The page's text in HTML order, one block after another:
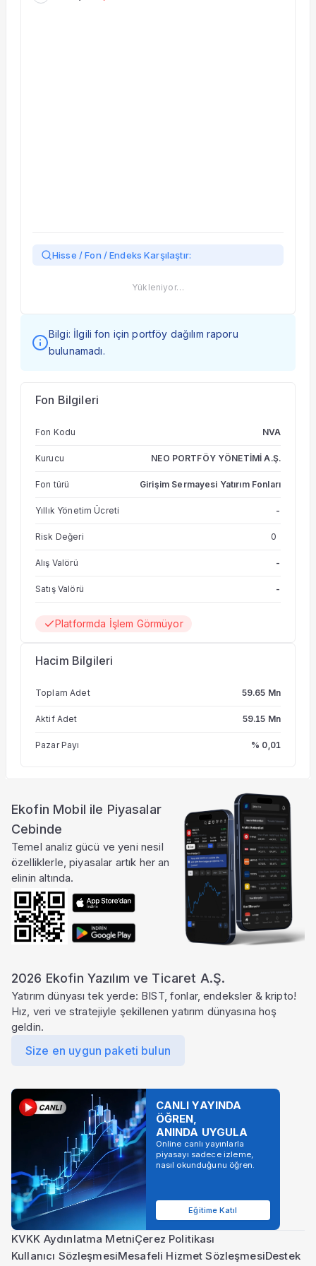
Hisse / Fon / Endeks Karşılaştır:
Yükleniyor…
Bilgi: İlgili fon için portföy dağılım raporu
bulunamadı.
Fon Bilgileri
Fon Kodu NVA
Kurucu NEO PORTFÖY YÖNETİMİ A.Ş.
Fon türü Girişim Sermayesi Yatırım Fonları
Yıllık Yönetim Ücreti -
Risk Değeri 0
Alış Valörü -
Satış Valörü -
Platformda İşlem Görmüyor
Hacim Bilgileri
Toplam Adet 59.65 Mn
Aktif Adet 59.15 Mn
Pazar Payı % 0,01
Ekofin Mobil ile Piyasalar
Cebinde
Temel analiz gücü ve yeni nesil
özelliklerle, piyasalar artık her an
elinin altında.
2026 Ekofin Yazılım ve Ticaret A.Ş.
Yatırım dünyası tek yerde: BIST, fonlar, endeksler & kripto!
Hız, veri ve stratejiyle şekillenen yatırım dünyasına hoş
geldin.
Size en uygun paketi bulun
CANLI YAYINDA
ÖĞREN,
ANINDA UYGULA
Online canlı yayınlarla
piyasayı sadece izleme,
nasıl okunduğunu öğren.
Eğitime Katıl
KVKK Aydınlatma MetniÇerez Politikası
Kullanıcı SözleşmesiMesafeli Hizmet SözleşmesiDestek